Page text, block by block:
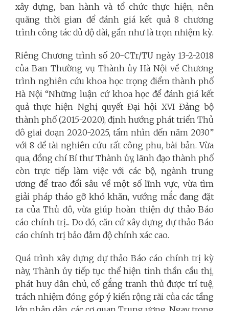
xây dựng, ban hành và tổ chức thực hiện, nên
quãng thời gian để đánh giá kết quả 8 chương
trình công tác đủ độ dài, gần như là trọn nhiệm kỳ.
Riêng Chương trình số 20-CTr/TU ngày 13-2-2018
của Ban Thường vụ Thành ủy Hà Nội về Chương
trình nghiên cứu khoa học trọng điểm thành phố
Hà Nội “Những luận cứ khoa học để đánh giá kết
quả thực hiện Nghị quyết Đại hội XVI Đảng bộ
thành phố (2015-2020), định hướng phát triển Thủ
đô giai đoạn 2020-2025, tầm nhìn đến năm 2030”
với 8 đề tài nghiên cứu rất công phu, bài bản. Vừa
qua, đồng chí Bí thư Thành ủy, lãnh đạo thành phố
còn trực tiếp làm việc với các bộ, ngành trung
ương để trao đổi sâu về một số lĩnh vực, vừa tìm
giải pháp tháo gỡ khó khăn, vướng mắc đang đặt
ra của Thủ đô, vừa giúp hoàn thiện dự thảo Báo
cáo chính trị... Do đó, căn cứ xây dựng dự thảo Báo
cáo chính trị bảo đảm độ chính xác cao.
Quá trình xây dựng dự thảo Báo cáo chính trị kỳ
này, Thành ủy tiếp tục thể hiện tinh thần cầu thị,
phát huy dân chủ, cố gắng tranh thủ được trí tuệ,
trách nhiệm đóng góp ý kiến rộng rãi của các tầng